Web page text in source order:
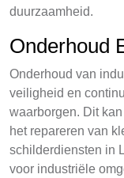
duurzaamheid.
Onderhoud
Onderhoud van
veiligheid en
waarborgen. Dit
het repareren van
schilderdiensten in
voor industriële